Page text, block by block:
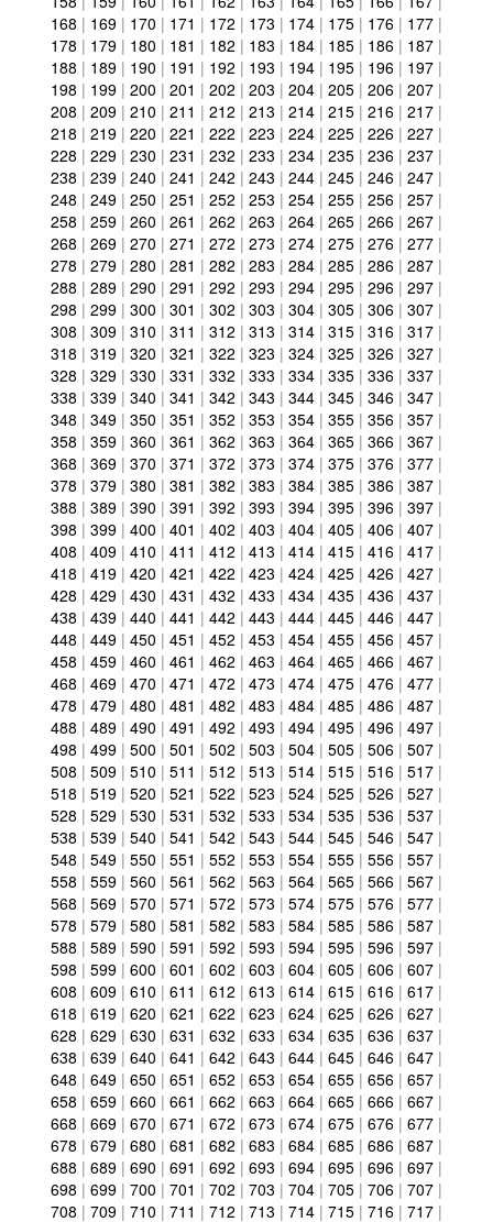
168 | 169 | 170 | 171 | 172 | 173 | 174 | 175 | 176 | 177 |
178 | 179 | 180 | 181 | 182 | 183 | 184 | 185 | 186 | 187 |
188 | 189 | 190 | 191 | 192 | 193 | 194 | 195 | 196 | 197 |
198 | 199 | 200 | 201 | 202 | 203 | 204 | 205 | 206 | 207 |
208 | 209 | 210 | 211 | 212 | 213 | 214 | 215 | 216 | 217 |
218 | 219 | 220 | 221 | 222 | 223 | 224 | 225 | 226 | 227 |
228 | 229 | 230 | 231 | 232 | 233 | 234 | 235 | 236 | 237 |
238 | 239 | 240 | 241 | 242 | 243 | 244 | 245 | 246 | 247 |
248 | 249 | 250 | 251 | 252 | 253 | 254 | 255 | 256 | 257 |
258 | 259 | 260 | 261 | 262 | 263 | 264 | 265 | 266 | 267 |
268 | 269 | 270 | 271 | 272 | 273 | 274 | 275 | 276 | 277 |
278 | 279 | 280 | 281 | 282 | 283 | 284 | 285 | 286 | 287 |
288 | 289 | 290 | 291 | 292 | 293 | 294 | 295 | 296 | 297 |
298 | 299 | 300 | 301 | 302 | 303 | 304 | 305 | 306 | 307 |
308 | 309 | 310 | 311 | 312 | 313 | 314 | 315 | 316 | 317 |
318 | 319 | 320 | 321 | 322 | 323 | 324 | 325 | 326 | 327 |
328 | 329 | 330 | 331 | 332 | 333 | 334 | 335 | 336 | 337 |
338 | 339 | 340 | 341 | 342 | 343 | 344 | 345 | 346 | 347 |
348 | 349 | 350 | 351 | 352 | 353 | 354 | 355 | 356 | 357 |
358 | 359 | 360 | 361 | 362 | 363 | 364 | 365 | 366 | 367 |
368 | 369 | 370 | 371 | 372 | 373 | 374 | 375 | 376 | 377 |
378 | 379 | 380 | 381 | 382 | 383 | 384 | 385 | 386 | 387 |
388 | 389 | 390 | 391 | 392 | 393 | 394 | 395 | 396 | 397 |
398 | 399 | 400 | 401 | 402 | 403 | 404 | 405 | 406 | 407 |
408 | 409 | 410 | 411 | 412 | 413 | 414 | 415 | 416 | 417 |
418 | 419 | 420 | 421 | 422 | 423 | 424 | 425 | 426 | 427 |
428 | 429 | 430 | 431 | 432 | 433 | 434 | 435 | 436 | 437 |
438 | 439 | 440 | 441 | 442 | 443 | 444 | 445 | 446 | 447 |
448 | 449 | 450 | 451 | 452 | 453 | 454 | 455 | 456 | 457 |
458 | 459 | 460 | 461 | 462 | 463 | 464 | 465 | 466 | 467 |
468 | 469 | 470 | 471 | 472 | 473 | 474 | 475 | 476 | 477 |
478 | 479 | 480 | 481 | 482 | 483 | 484 | 485 | 486 | 487 |
488 | 489 | 490 | 491 | 492 | 493 | 494 | 495 | 496 | 497 |
498 | 499 | 500 | 501 | 502 | 503 | 504 | 505 | 506 | 507 |
508 | 509 | 510 | 511 | 512 | 513 | 514 | 515 | 516 | 517 |
518 | 519 | 520 | 521 | 522 | 523 | 524 | 525 | 526 | 527 |
528 | 529 | 530 | 531 | 532 | 533 | 534 | 535 | 536 | 537 |
538 | 539 | 540 | 541 | 542 | 543 | 544 | 545 | 546 | 547 |
548 | 549 | 550 | 551 | 552 | 553 | 554 | 555 | 556 | 557 |
558 | 559 | 560 | 561 | 562 | 563 | 564 | 565 | 566 | 567 |
568 | 569 | 570 | 571 | 572 | 573 | 574 | 575 | 576 | 577 |
578 | 579 | 580 | 581 | 582 | 583 | 584 | 585 | 586 | 587 |
588 | 589 | 590 | 591 | 592 | 593 | 594 | 595 | 596 | 597 |
598 | 599 | 600 | 601 | 602 | 603 | 604 | 605 | 606 | 607 |
608 | 609 | 610 | 611 | 612 | 613 | 614 | 615 | 616 | 617 |
618 | 619 | 620 | 621 | 622 | 623 | 624 | 625 | 626 | 627 |
628 | 629 | 630 | 631 | 632 | 633 | 634 | 635 | 636 | 637 |
638 | 639 | 640 | 641 | 642 | 643 | 644 | 645 | 646 | 647 |
648 | 649 | 650 | 651 | 652 | 653 | 654 | 655 | 656 | 657 |
658 | 659 | 660 | 661 | 662 | 663 | 664 | 665 | 666 | 667 |
668 | 669 | 670 | 671 | 672 | 673 | 674 | 675 | 676 | 677 |
678 | 679 | 680 | 681 | 682 | 683 | 684 | 685 | 686 | 687 |
688 | 689 | 690 | 691 | 692 | 693 | 694 | 695 | 696 | 697 |
698 | 699 | 700 | 701 | 702 | 703 | 704 | 705 | 706 | 707 |
708 | 709 | 710 | 711 | 712 | 713 | 714 | 715 | 716 | 717 |